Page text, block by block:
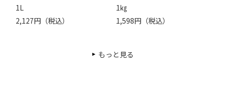
1L
2,127円（税込）
1㎏
1,598円（税込）
もっと見る